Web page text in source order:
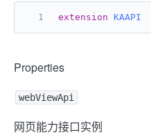
extension KAAPI
Properties
webViewApi
网页能力接口实例